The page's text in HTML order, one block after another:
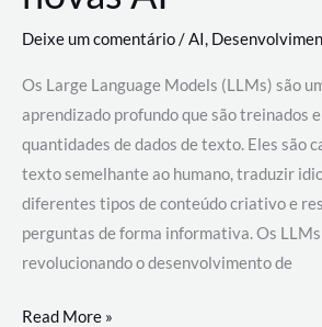
Deixe um comentário/AI,
Os Large Language Models (LLMs) são
aprendizado profundo que são treinados
quantidades de dados de texto. Eles são
texto semelhante ao humano, traduzir
diferentes tipos de conteúdo criativo e
perguntas de forma informativa. Os
revolucionando o desenvolvimento de
Large
Read More »